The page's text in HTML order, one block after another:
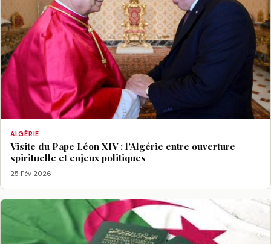
ALGÉRIE
Visite du Pape Léon XIV : l’Algérie entre ouverture
spirituelle et enjeux politiques
25 Fév 2026